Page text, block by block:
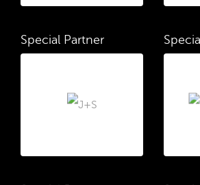
Special Partner